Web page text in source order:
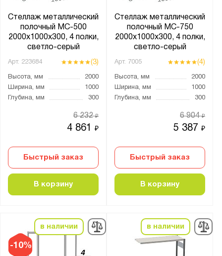
Стеллаж металлический
полочный МС-500
2000х1000х300, 4 полки,
светло-серый
Арт. 223684 (3)
Высота, мм
2000
Ширина, мм
1000
Глубина, мм
300
4 861₽
6 232₽
Быстрый заказ
В корзину
Стеллаж металлический
полочный МС-750
2000х1000х300, 4 полки,
светло-серый
Арт. 7005 (4)
Высота, мм
2000
Ширина, мм
1000
Глубина, мм
300
5 387₽
6 904₽
Быстрый заказ
В корзину
-10%
в наличии в наличии
Количество ярусов:
3
4
7
Цвет:
Агатовый серый (RAL 7038)
Антрацитово-серый (RAL 7016)
Графитовый (RAL 7012)
Светло-серый (RAL 7035)
Светло-серый (RAL 9002)
Синий (RAL 5010)